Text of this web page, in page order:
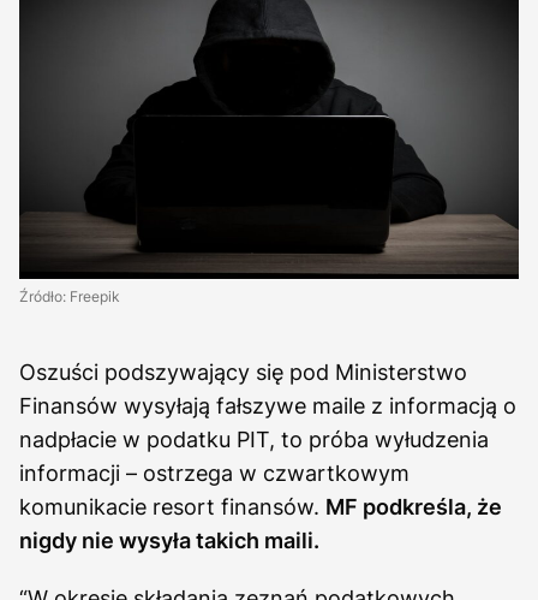
Źródło: Freepik
Oszuści podszywający się pod Ministerstwo
Finansów wysyłają fałszywe maile z informacją o
nadpłacie w podatku PIT, to próba wyłudzenia
informacji – ostrzega w czwartkowym
komunikacie resort finansów. MF podkreśla, że
nigdy nie wysyła takich maili.